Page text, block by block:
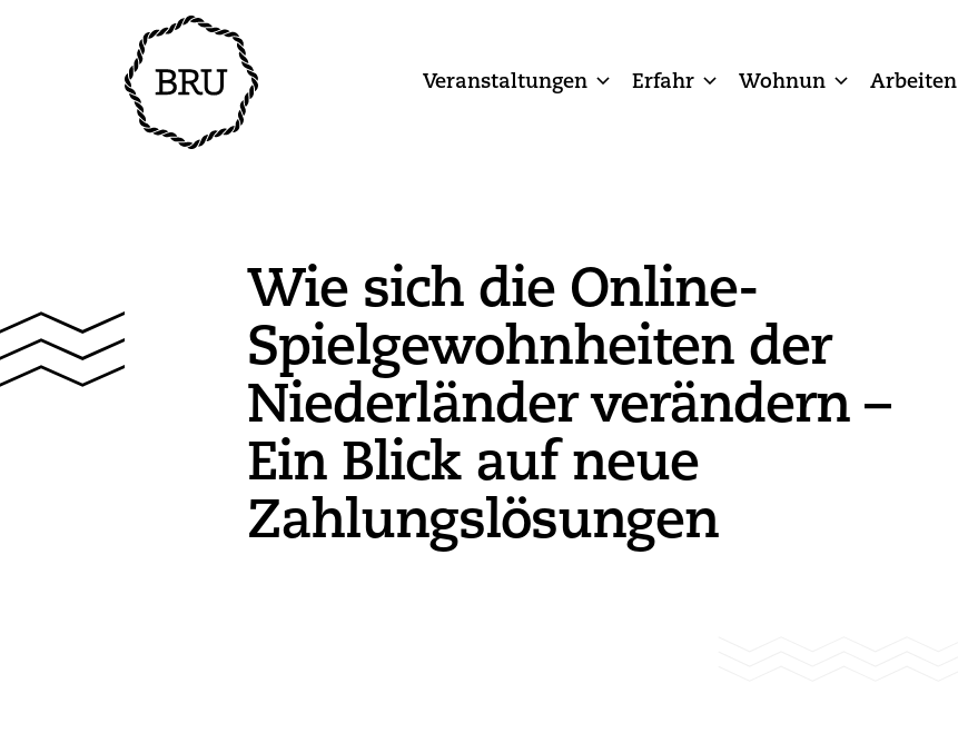
Veranstaltungen Erfahr Wohnun Arbeiten
Wie sich die Online-
Spielgewohnheiten der
Niederländer verändern –
Ein Blick auf neue
Zahlungslösungen